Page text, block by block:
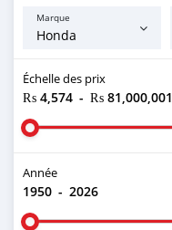
Marque
Échelle des prix
₨ 4,574 - ₨ 81,000,001
Année
1950 - 2026